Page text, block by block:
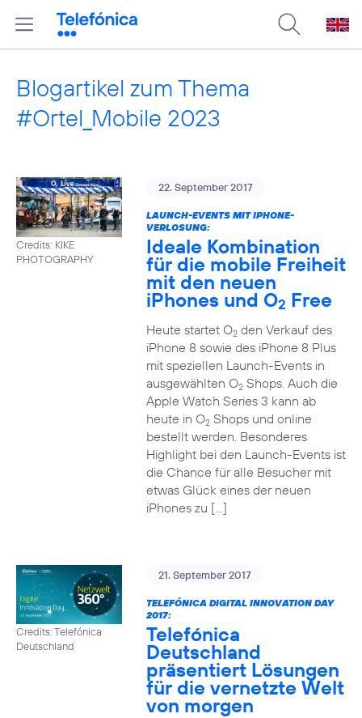
Blogartikel zum Thema
#Ortel_Mobile 2023
Credits: KIKE
PHOTOGRAPHY
22. September 2017
LAUNCH-EVENTS MIT IPHONE-
VERLOSUNG:
Ideale Kombination
für die mobile Freiheit
mit den neuen
iPhones und O2 Free
Heute startet O2den Verkauf des
iPhone 8 sowie des iPhone 8 Plus
mit speziellen Launch-Events in
ausgewählten O2Shops. Auch die
Apple Watch Series 3 kann ab
heute in O2Shops und online
bestellt werden. Besonderes
Highlight bei den Launch-Events ist
die Chance für alle Besucher mit
etwas Glück eines der neuen
iPhones zu […]
Credits: Telefónica
Deutschland
21. September 2017
TELEFÓNICA DIGITAL INNOVATION DAY
2017:
Telefónica
Deutschland
präsentiert Lösungen
für die vernetzte Welt
von morgen